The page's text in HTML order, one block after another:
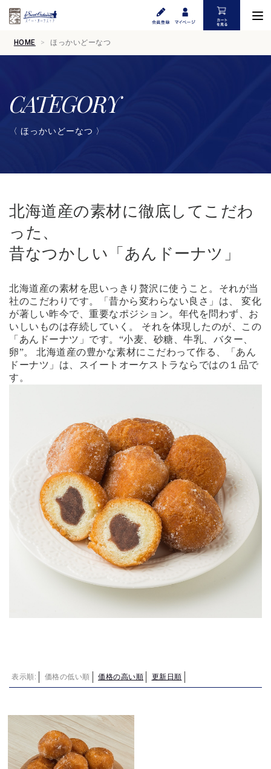
HOME ほっかいどーなつ
CATEGORY
〈 ほっかいどーなつ 〉
北海道産の素材に徹底してこだわ
った、
昔なつかしい「あんドーナツ」
北海道産の素材を思いっきり贅沢に使うこと。それが当
社のこだわりです。「昔から変わらない良さ」は、 変化
が著しい昨今で、重要なポジション。年代を問わず、お
いしいものは存続していく。 それを体現したのが、この
「あんドーナツ」です。“小麦、砂糖、牛乳、バター、
卵”。 北海道産の豊かな素材にこだわって作る、「あん
ドーナツ」は、スイートオーケストラならではの１品で
す。
表示順: 価格の低い順 価格の高い順 更新日順